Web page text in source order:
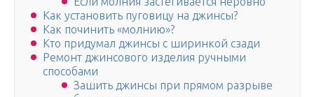
Как установить пуговицу на джинсы?
Как починить «молнию»?
Кто придумал джинсы с ширинкой сзади
Ремонт джинсового изделия ручными
способами
Зашить джинсы при прямом разрыве